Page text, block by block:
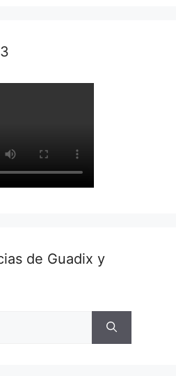
de Guadix y